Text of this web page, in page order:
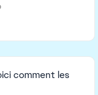
comment les